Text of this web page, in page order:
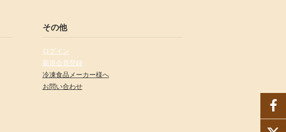
その他
ログイン
新規会員登録
冷凍食品メーカー様へ
お問い合わせ